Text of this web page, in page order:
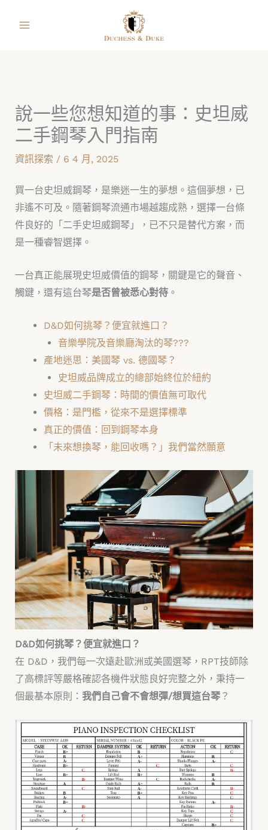
說一些您想知道的事：史坦威
二手鋼琴入門指南
資訊探索 / 6 4 月, 2025
買一台史坦威鋼琴，是樂迷一生的夢想。這個夢想，已
非遙不可及。隨著鋼琴流通市場越趨成熟，選擇一台條
件良好的「二手史坦威鋼琴」，已不只是替代方案，而
是一種睿智選擇。
一台真正能展現史坦威價值的鋼琴，關鍵是它的聲音、
觸鍵，還有這台琴是否曾被悉心對待。
D&D如何挑琴？便宜就進口？
音樂學院及音樂廳淘汰的琴???
產地迷思：美國琴 vs. 德國琴？
史坦威品牌成立的總部始終位於紐約
史坦威二手鋼琴：時間的價值無可取代
價格：是門檻，從來不是選擇標準
真正的價值：回到鋼琴本身
「未來想換琴，能回收嗎？」我們當然願意
D&D如何挑琴？便宜就進口？
在 D&D，我們每一次遠赴歐洲或美國選琴，RPT技師除
了高標評等嚴格確認各機件狀態良好完整之外，秉持一
個最基本原則： 我們自己會不會想彈/想買這台琴？
instagram
line